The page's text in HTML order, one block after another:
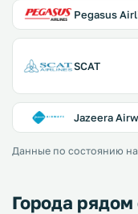
Pegasus
SCAT
Jazeera
Данные по состоянию
Города